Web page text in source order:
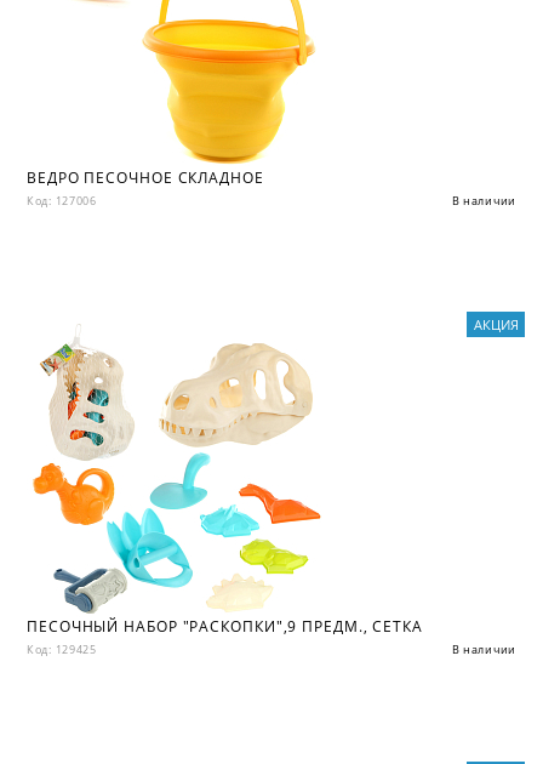
ВЕДРО ПЕСОЧНОЕ СКЛАДНОЕ
Код: 127006 В наличии
ПЕСОЧНЫЙ НАБОР "РАСКОПКИ",9 ПРЕДМ., СЕТКА
Код: 129425 В наличии
АКЦИЯ